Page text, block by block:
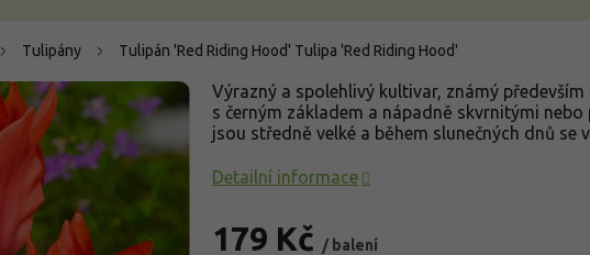
Tulipány Tulipán 'Red Riding Hood' Tulipa 'Red Riding Hood'
179 Kč / balení
Výrazný a spolehlivý kultivar, známý
s černým základem a nápadně skvrnitými
jsou středně velké a během slunečných dnů se
Detailní informace